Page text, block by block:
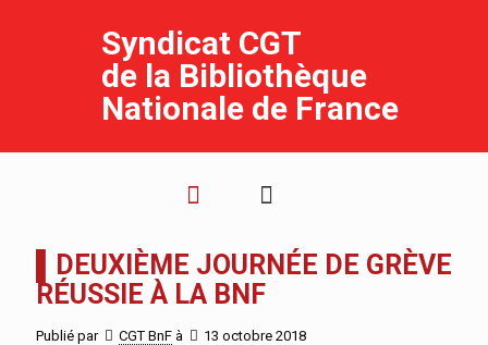
Syndicat CGT
de la Bibliothèque
Nationale de France
▌DEUXIÈME JOURNÉE DE GRÈVE
RÉUSSIE À LA BNF
Publié par CGT BnF à
13 octobre 2018